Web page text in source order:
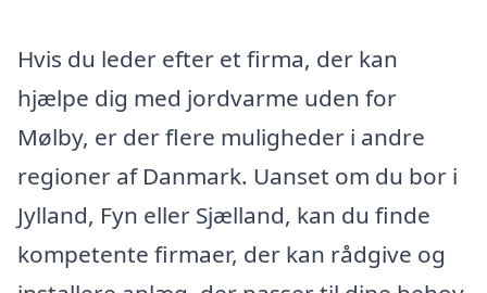
Hvis du leder efter et firma, der kan
hjælpe dig med jordvarme uden for
Mølby, er der flere muligheder i andre
regioner af Danmark. Uanset om du bor i
Jylland, Fyn eller Sjælland, kan du finde
kompetente firmaer, der kan rådgive og